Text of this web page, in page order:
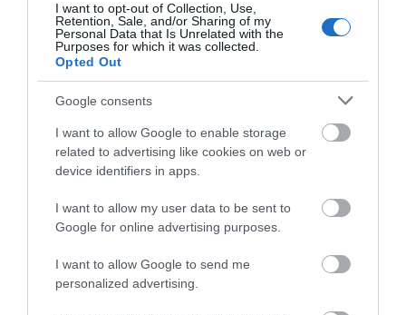
I want to opt-out of Collection, Use,
Retention, Sale, and/or Sharing of my
Personal Data that Is Unrelated with the
Purposes for which it was collected.
Opted Out
Google consents
I want to allow Google to enable storage
related to advertising like cookies on web or
device identifiers in apps.
I want to allow my user data to be sent to
Google for online advertising purposes.
I want to allow Google to send me
personalized advertising.